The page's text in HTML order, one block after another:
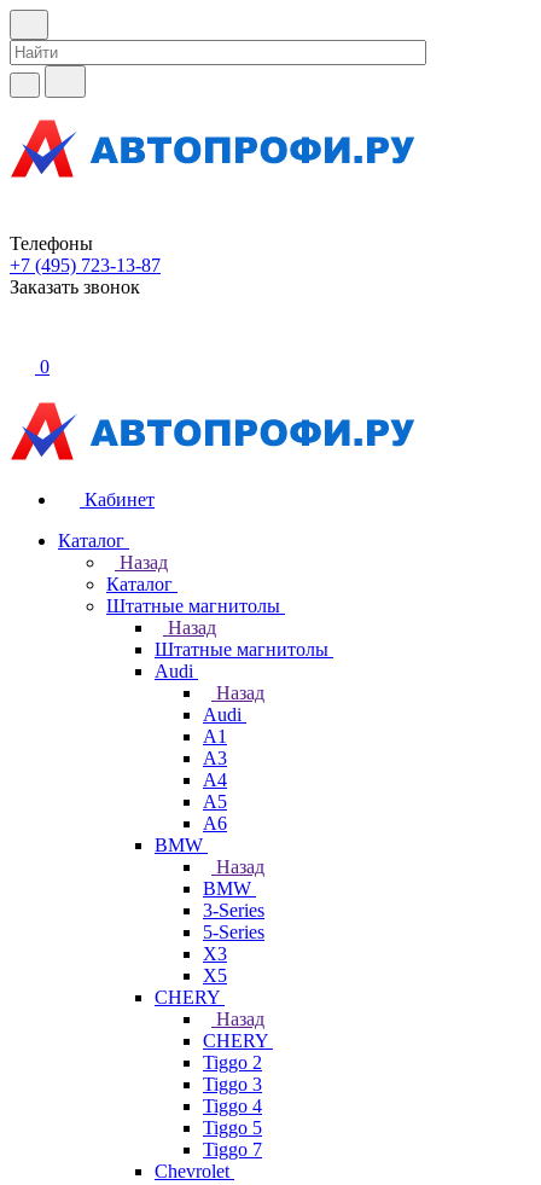
Телефоны
+7 (495) 723-13-87
Заказать звонок
0
Кабинет
Каталог
Назад
Каталог
Штатные магнитолы
Назад
Штатные магнитолы
Audi
Назад
Audi
A1
A3
A4
A5
A6
BMW
Назад
BMW
3-Series
5-Series
X3
X5
CHERY
Назад
CHERY
Tiggo 2
Tiggo 3
Tiggo 4
Tiggo 5
Tiggo 7
Chevrolet